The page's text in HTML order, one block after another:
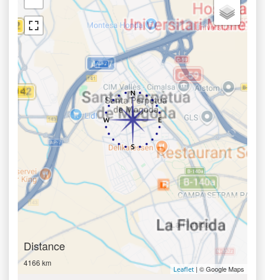
Distance
4166 km
Leaflet | © Google Maps